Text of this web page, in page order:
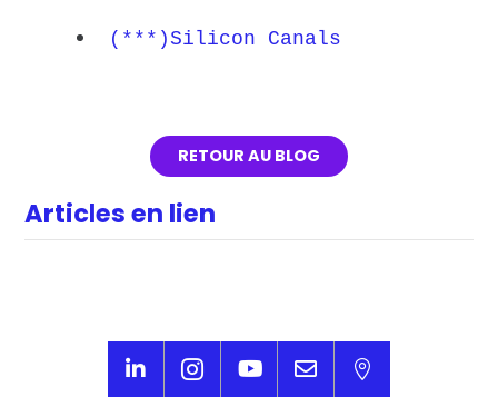
(***)Silicon Canals
RETOUR AU BLOG
Articles en lien
    